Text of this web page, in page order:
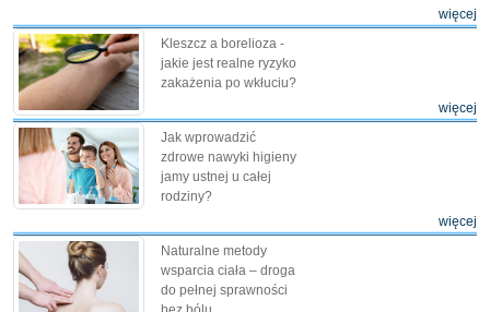
więcej
Kleszcz a borelioza -
jakie jest realne ryzyko
zakażenia po wkłuciu?
więcej
Jak wprowadzić
zdrowe nawyki higieny
jamy ustnej u całej
rodziny?
więcej
Naturalne metody
wsparcia ciała – droga
do pełnej sprawności